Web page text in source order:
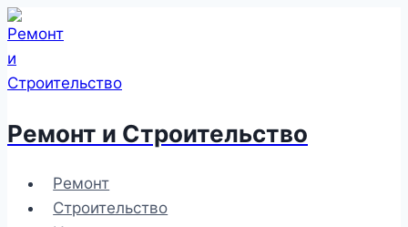
Перейти
к
содержимому
Ремонт и Строительство
Ремонт
Строительство